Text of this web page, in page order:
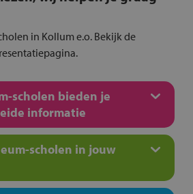
in Kollum e.o. Bekijk de
scholen bieden je
informatie
scholen in jouw